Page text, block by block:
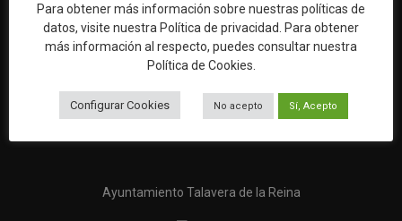
Email: oficinaturismo@talavera.org
Teléfono: 925 82 63 22
Ayuntamiento Talavera de la Reina
Para obtener más información sobre nuestras políticas de
datos, visite nuestra Política de privacidad. Para obtener
más información al respecto, puedes consultar nuestra
Política de Cookies.
Configurar Cookies No acepto Sí, Acepto